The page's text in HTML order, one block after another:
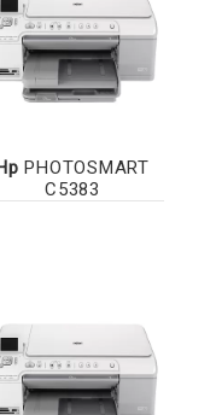
PHOTOSMART
C5383